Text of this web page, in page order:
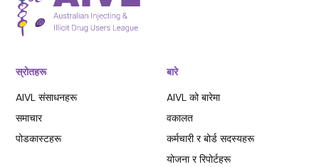
स्रोतहरू
AIVL संसाधनहरू
समाचार
पोडकास्टहरू
बारे
AIVL को बारेमा
वकालत
कर्मचारी र बोर्ड सदस्यहरू
योजना र रिपोर्टहरू